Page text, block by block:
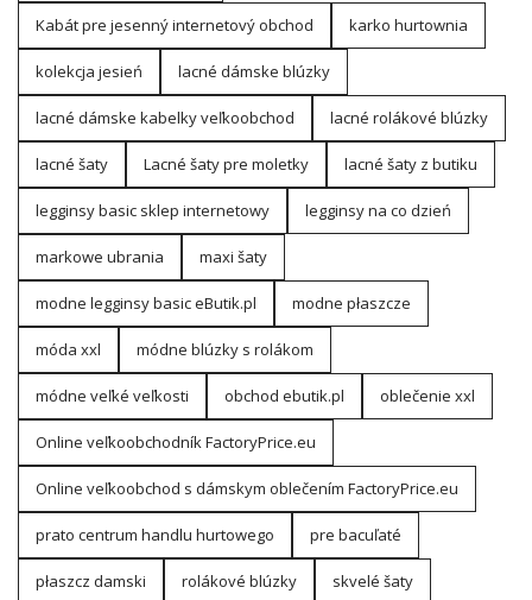
Kabát pre jesenný internetový obchod karko hurtownia
kolekcja jesień lacné dámske blúzky
lacné dámske kabelky veľkoobchod lacné rolákové blúzky
lacné šaty Lacné šaty pre moletky lacné šaty z butiku
legginsy basic sklep internetowy legginsy na co dzień
markowe ubrania maxi šaty
modne legginsy basic eButik.pl modne płaszcze
móda xxl módne blúzky s rolákom
módne veľké veľkosti obchod ebutik.pl oblečenie xxl
Online veľkoobchodník FactoryPrice.eu
Online veľkoobchod s dámskym oblečením FactoryPrice.eu
prato centrum handlu hurtowego pre bacuľaté
płaszcz damski rolákové blúzky skvelé šaty